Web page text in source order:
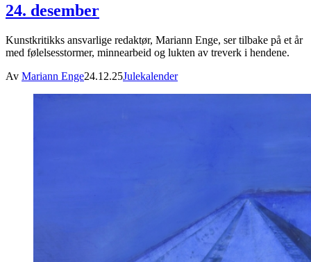
24. desember
Kunstkritikks ansvarlige redaktør, Mariann Enge, ser tilbake på et år
med følelsesstormer, minnearbeid og lukten av treverk i hendene.
Av Mariann Enge24.12.25Julekalender